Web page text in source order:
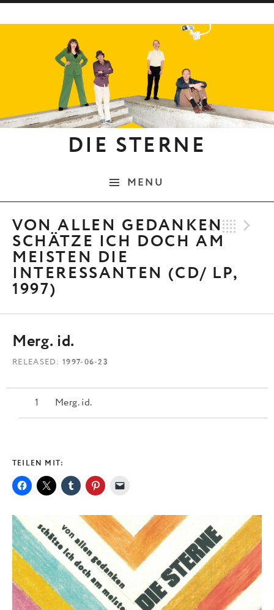
DIE STERNE
MENU
VON ALLEN GEDANKEN
SCHÄTZE ICH DOCH AM
MEISTEN DIE
INTERESSANTEN (CD/ LP,
1997)
Merg. id.
RELEASED 1997-06-23
Merg. id.
TEILEN MIT: